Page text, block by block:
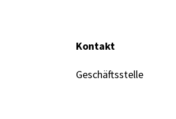
Kontakt
Geschäftsstelle